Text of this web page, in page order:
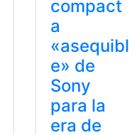
compact
a
«asequibl
e» de
Sony
para la
era de